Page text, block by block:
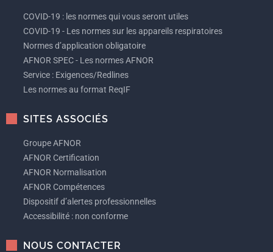
COVID-19 : les normes qui vous seront utiles
COVID-19 - Les normes sur les appareils respiratoires
Normes d’application obligatoire
AFNOR SPEC - Les normes AFNOR
Service : Exigences/Redlines
Les normes au format ReqIF
SITES ASSOCIÉS
Groupe AFNOR
AFNOR Certification
AFNOR Normalisation
AFNOR Compétences
Dispositif d’alertes professionnelles
Accessibilité : non conforme
NOUS CONTACTER